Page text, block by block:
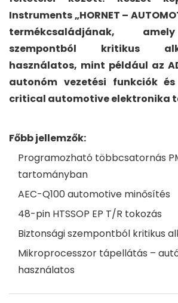
Instruments „HORNET –
termékcsaládjának,
szempontból kritikus
használatos, mint például az
autonóm vezetési funkciók
critical automotive elektronika
Főbb jellemzők:
Programozható többcsatornás
tartományban
AEC-Q100 automotive minősítés
48-pin HTSSOP EP T/R tokozás
Biztonsági szempontból kritikus
Mikroprocesszor tápellátás –
használatos